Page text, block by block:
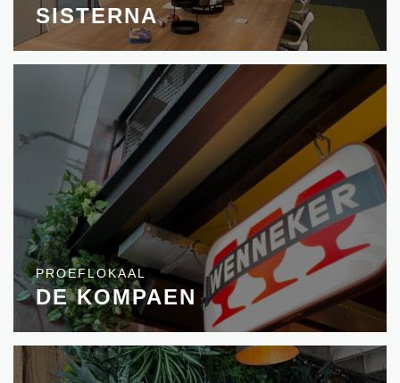
SISTERNA
PROEFLOKAAL
DE KOMPAEN